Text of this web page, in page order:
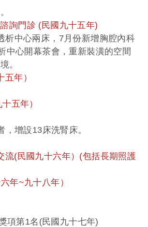
詢門診 (民國九十五年)
中心兩床，7月份新增胸腔內科
心開幕茶會，重新裝潢的空間
。
五年）
五年）
增設13床洗腎床。
流(民國九十六年）(包括長期照護
年~九十八年）
項第1名(民國九十七年)